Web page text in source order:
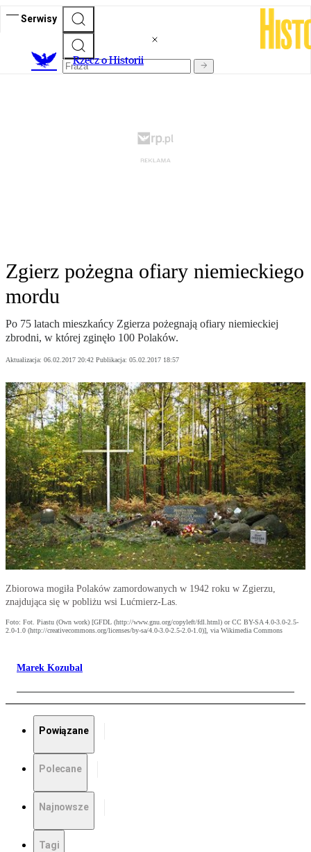
Serwisy
Rzecz o Historii
Zgierz pożegna ofiary niemieckiego
mordu
Po 75 latach mieszkańcy Zgierza pożegnają ofiary niemieckiej
zbrodni, w której zginęło 100 Polaków.
Aktualizacja: 06.02.2017 20:42 Publikacja: 05.02.2017 18:57
Zbiorowa mogiła Polaków zamordowanych w 1942 roku w Zgierzu,
znajdująca się w pobliżu wsi Lućmierz-Las.
Foto: Fot. Piastu (Own work) [GFDL (http://www.gnu.org/copyleft/fdl.html) or CC BY-SA 4.0-3.0-2.5-
2.0-1.0 (http://creativecommons.org/licenses/by-sa/4.0-3.0-2.5-2.0-1.0)], via Wikimedia Commons
Marek Kozubal
Powiązane
Polecane
Najnowsze
Tagi